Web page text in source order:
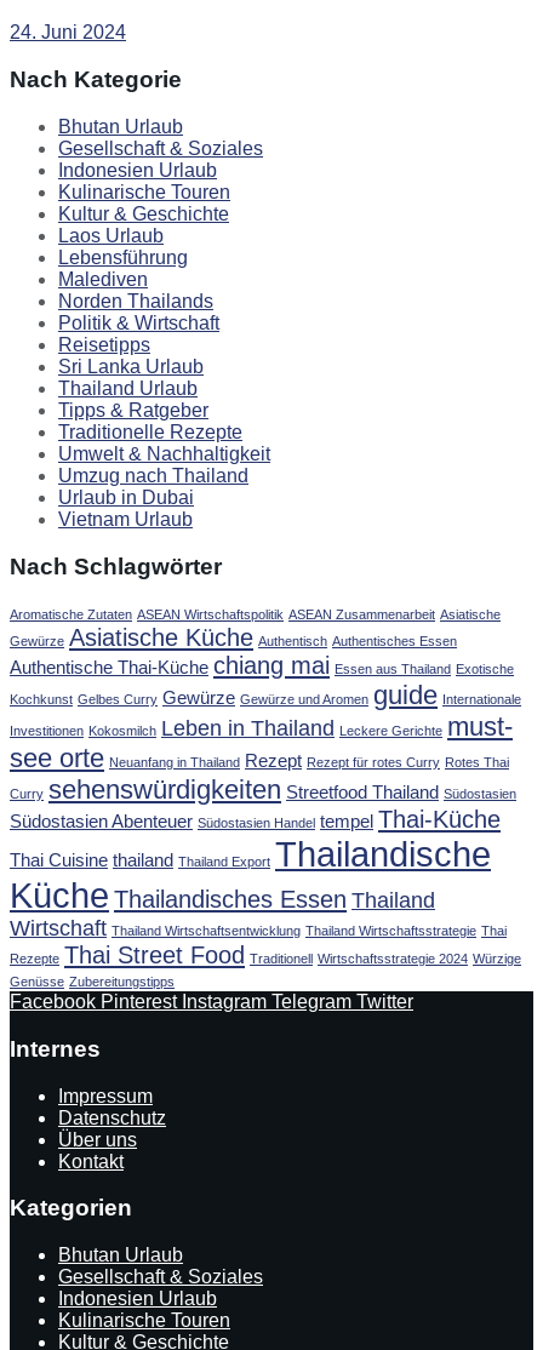
24. Juni 2024
Nach Kategorie
Bhutan Urlaub
Gesellschaft & Soziales
Indonesien Urlaub
Kulinarische Touren
Kultur & Geschichte
Laos Urlaub
Lebensführung
Malediven
Norden Thailands
Politik & Wirtschaft
Reisetipps
Sri Lanka Urlaub
Thailand Urlaub
Tipps & Ratgeber
Traditionelle Rezepte
Umwelt & Nachhaltigkeit
Umzug nach Thailand
Urlaub in Dubai
Vietnam Urlaub
Nach Schlagwörter
Aromatische Zutaten ASEAN Wirtschaftspolitik ASEAN Zusammenarbeit Asiatische
Gewürze Asiatische Küche Authentisch Authentisches Essen
Authentische Thai-Küche chiang mai Essen aus Thailand Exotische
Kochkunst Gelbes Curry Gewürze Gewürze und Aromen guide Internationale
Investitionen Kokosmilch Leben in Thailand Leckere Gerichte must-
see orte Neuanfang in Thailand Rezept Rezept für rotes Curry Rotes Thai
Curry sehenswürdigkeiten Streetfood Thailand Südostasien
Südostasien Abenteuer Südostasien Handel tempel Thai-Küche
Thai Cuisine thailand Thailand Export Thailandische
Küche Thailandisches Essen Thailand
Wirtschaft Thailand Wirtschaftsentwicklung Thailand Wirtschaftsstrategie Thai
Rezepte Thai Street Food Traditionell Wirtschaftsstrategie 2024 Würzige
Genüsse Zubereitungstipps
Facebook Pinterest Instagram Telegram Twitter
Internes
Impressum
Datenschutz
Über uns
Kontakt
Kategorien
Bhutan Urlaub
Gesellschaft & Soziales
Indonesien Urlaub
Kulinarische Touren
Kultur & Geschichte